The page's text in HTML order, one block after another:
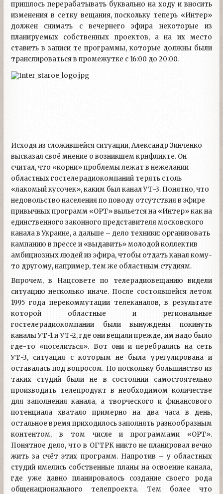
пришлось перерабатывать буквально на ходу и вносить
изменения в сетку вещания, поскольку теперь «Интер»
должен снимать с вечернего эфира некоторые из
планируемых собственных проектов, а на их место
ставить в записи те программы, которые должны были
транслироваться в промежутке с 16:00 до 20:00.
Исходя из сложившейся ситуации, Александр Зинченко
высказал своё мнение о возникшем крнфликте. Он
считал, что «корни» проблемы лежат в нежелании
областных гостелерадиокомпаний терять столь
«лакомый кусочек», каким был канал УТ-3. Понятно, что
недовольство населения по поводу отсутствия в эфире
привычных программ «ОРТ» выльется на «Интер» как на
единственного законного представителя московского
канала в Украине, а дальше – дело техники: организовать
кампанию в прессе и «выдавить» молодой коллектив
амбициозных людей из эфира, чтобы отдать канал кому-
то другому, например, тем же областным студиям.
Впрочем, в Нацсовете по телерадиовещанию видели
ситуацию несколько иначе. После состоявшейся летом
1995 года перекоммутации телеканалов, в результате
которой областные и региональные
гостелерадиокомпании были вынуждены покинуть
каналы УТ-1 и УТ-2, где они вещали прежде, им надо было
где-то «поселиться». Вот они и перебрались на сеть
УТ-3, ситуация с которым не была урегулирована и
оставалась под вопросом. Но поскольку большинство из
таких студий были не в состоянии самостоятельно
производить телепродукт в необходимом количестве
для заполнения канала, а творческого и финансового
потенциала хватало примерно на два часа в день,
остальное время приходилось заполнять разнообразным
контентом, в том числе и программами «ОРТ».
Понятное дело, что в ОГТРК никто не планировал вечно
жить за счёт этих программ. Напротив – у областных
студий имелись собственные планы на освоение канала,
где уже давно планировалось создание своего рода
общенационального телепроекта. Тем более что